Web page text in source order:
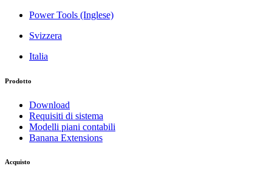
Power Tools (Inglese)
Svizzera
Italia
Prodotto
Download
Requisiti di sistema
Modelli piani contabili
Banana Extensions
Acquisto